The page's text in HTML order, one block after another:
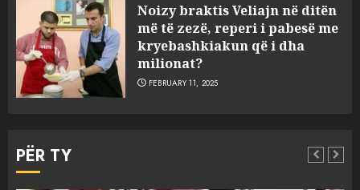
Noizy braktis Veliajn në ditën
më të zezë, reperi i pabesë me
kryebashkiakun që i dha
milionat?
FEBRUARY 11, 2025
PËR TY
3
sulmuan “One Albania”,
ngjarja u fsheh. A u vodhën
serverat?
MARCH 25, 2025